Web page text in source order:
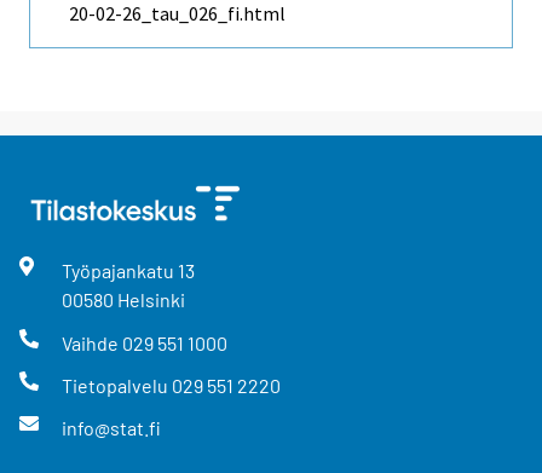
20-02-26_tau_026_fi.html
Työpajankatu 13
00580 Helsinki
Vaihde 029 551 1000
Tietopalvelu 029 551 2220
info@stat.fi